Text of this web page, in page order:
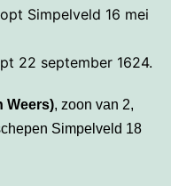
Simpelveld 16 mei
22 september 1624.
Weers), zoon van 2,
Simpelveld 18